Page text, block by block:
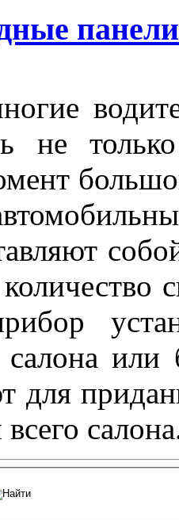
не
салона
для